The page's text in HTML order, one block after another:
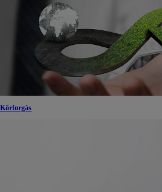
Körforgás